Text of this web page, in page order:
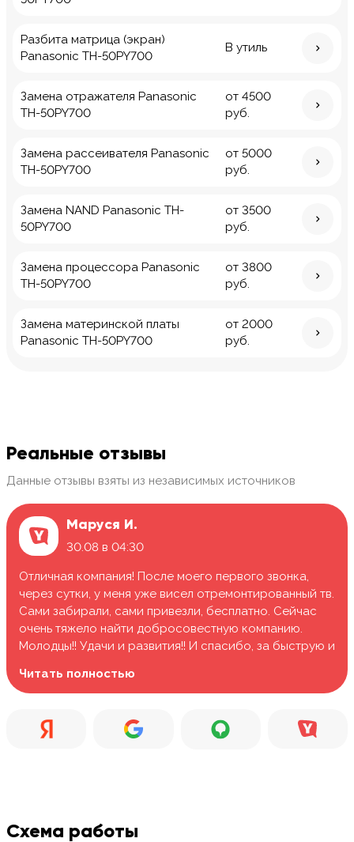
Разбита матрица (экран)
Panasonic TH-50PY700
В утиль
Замена отражателя Panasonic
TH-50PY700
от 4500
руб.
Замена рассеивателя Panasonic
TH-50PY700
от 5000
руб.
Замена NAND Panasonic TH-
50PY700
от 3500
руб.
Замена процессора Panasonic
TH-50PY700
от 3800
руб.
Замена материнской платы
Panasonic TH-50PY700
от 2000
руб.
Реальные отзывы
Данные отзывы взяты из независимых источников
Маруся И.
30.08 в 04:30
Отличная компания! После моего первого звонка,
через сутки, у меня уже висел отремонтированный тв.
Сами забирали, сами привезли, бесплатно. Сейчас
очень тяжело найти добросовестную компанию.
Молодцы!! Удачи и развития!! И спасибо, за быструю и
Читать полностью
Схема работы